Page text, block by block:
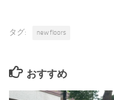
タグ: new floors
おすすめ